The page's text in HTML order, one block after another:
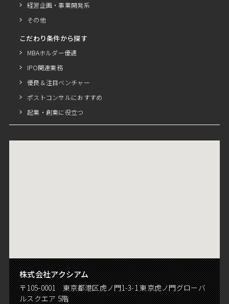
経営企画・事業開発系
その他
こだわり条件から探す
MBAホルダー優遇
IPO関連業務
優良＆注目ベンチャー
ポストコンサルにおすすめ
起業・創業に役立つ
株式会社アクシアム
〒105-0001 東京都港区虎ノ門1-3-1 東京虎ノ門グローバ
ルスクエア 5階